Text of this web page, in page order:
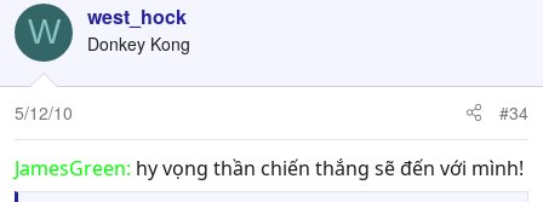
W west_hock
Donkey Kong
5/12/10 #34
JamesGreen: hy vọng thần chiến thắng sẽ đến với mình!